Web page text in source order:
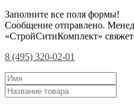
Заполните все поля формы!
Сообщение отправлено.
«СтройСитиКомплект»
8 (495) 320-02-01